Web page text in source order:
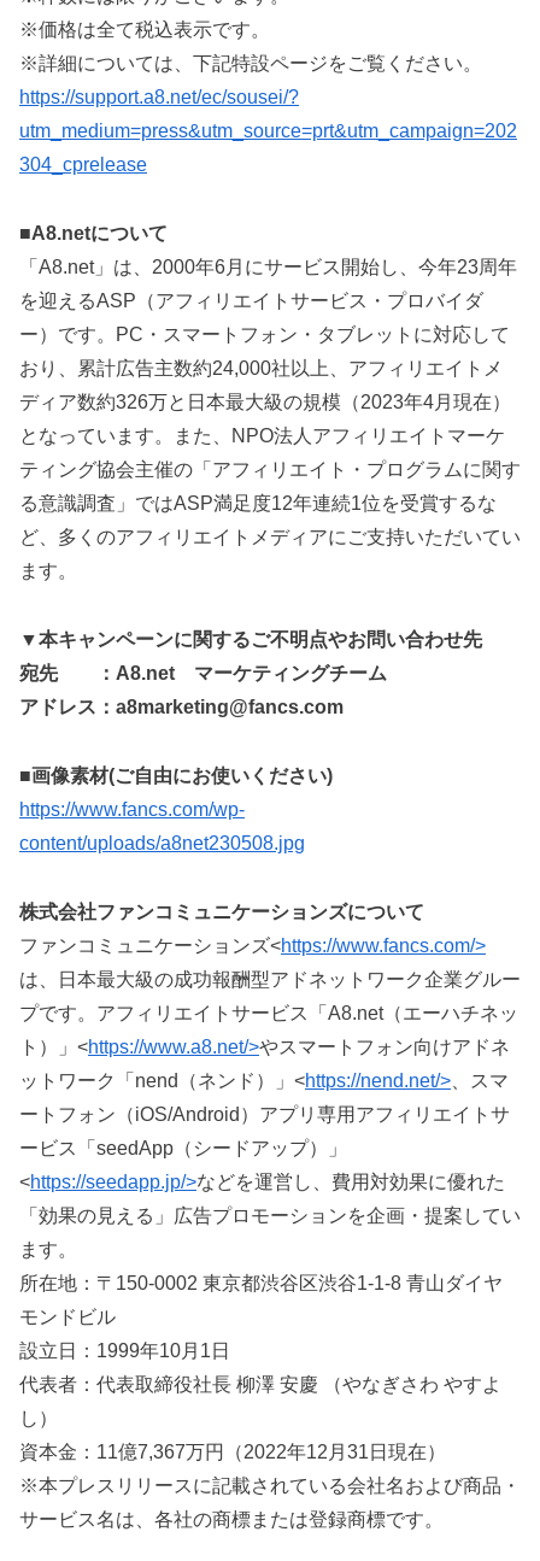
※価格は全て税込表示です。
※詳細については、下記特設ページをご覧ください。
https://support.a8.net/ec/sousei/?
utm_medium=press&utm_source=prt&utm_campaign=202
304_cprelease
■A8.netについて
「A8.net」は、2000年6月にサービス開始し、今年23周年
を迎えるASP（アフィリエイトサービス・プロバイダ
ー）です。PC・スマートフォン・タブレットに対応して
おり、累計広告主数約24,000社以上、アフィリエイトメ
ディア数約326万と日本最大級の規模（2023年4月現在）
となっています。また、NPO法人アフィリエイトマーケ
ティング協会主催の「アフィリエイト・プログラムに関す
る意識調査」ではASP満足度12年連続1位を受賞するな
ど、多くのアフィリエイトメディアにご支持いただいてい
ます。
▼本キャンペーンに関するご不明点やお問い合わせ先
宛先 ：A8.net マーケティングチーム
アドレス：a8marketing@fancs.com
■画像素材(ご自由にお使いください)
https://www.fancs.com/wp-
content/uploads/a8net230508.jpg
株式会社ファンコミュニケーションズについて
ファンコミュニケーションズ<https://www.fancs.com/>
は、日本最大級の成功報酬型アドネットワーク企業グルー
プです。アフィリエイトサービス「A8.net（エーハチネッ
ト）」<https://www.a8.net/>やスマートフォン向けアドネ
ットワーク「nend（ネンド）」<https://nend.net/> 、スマ
ートフォン（iOS/Android）アプリ専用アフィリエイトサ
ービス「seedApp（シードアップ）」
<https://seedapp.jp/>などを運営し、費用対効果に優れた
「効果の見える」広告プロモーションを企画・提案してい
ます。
所在地：〒150-0002 東京都渋谷区渋谷1-1-8 青山ダイヤ
モンドビル
設立日：1999年10月1日
代表者：代表取締役社長 柳澤 安慶 （やなぎさわ やすよ
し）
資本金：11億7,367万円（2022年12月31日現在）
※本プレスリリースに記載されている会社名および商品・
サービス名は、各社の商標または登録商標です。